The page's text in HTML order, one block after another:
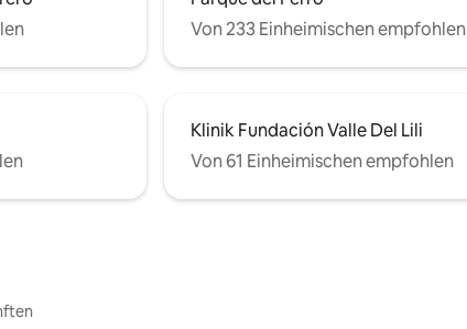
Von 233 Einheimischen empfohlen
Klinik Fundación Valle Del Lili
Von 61 Einheimischen empfohlen